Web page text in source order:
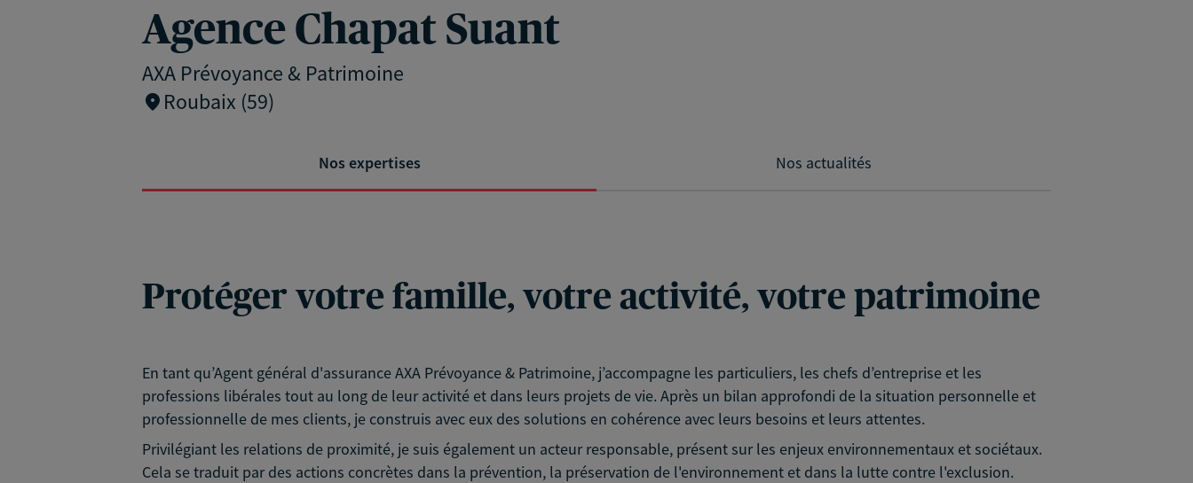
Agence Chapat Suant
AXA Prévoyance & Patrimoine
Roubaix (59)
Nos expertises Nos actualités
Protéger votre famille, votre activité, votre patrimoine
En tant qu’Agent général d'assurance AXA Prévoyance & Patrimoine, j’accompagne les particuliers, les chefs d’entreprise et les
professions libérales tout au long de leur activité et dans leurs projets de vie. Après un bilan approfondi de la situation personnelle et
professionnelle de mes clients, je construis avec eux des solutions en cohérence avec leurs besoins et leurs attentes.
Privilégiant les relations de proximité, je suis également un acteur responsable, présent sur les enjeux environnementaux et sociétaux.
Cela se traduit par des actions concrètes dans la prévention, la préservation de l'environnement et dans la lutte contre l'exclusion.